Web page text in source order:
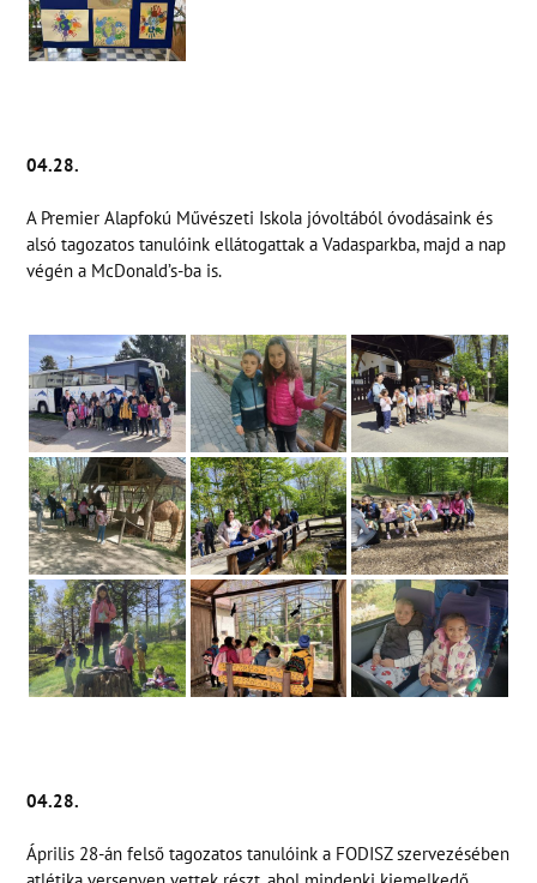
04.28.
A Premier Alapfokú Művészeti Iskola jóvoltából óvodásaink és
alsó tagozatos tanulóink ellátogattak a Vadasparkba, majd a nap
végén a McDonald’s-ba is.
04.28.
Április 28-án felső tagozatos tanulóink a FODISZ szervezésében
2026. JÚLIUS 8.----------9:00-13:00
2026. AUGUSZTUS 5.----9:00-13:00
2026. AUGUSZTUS 19.--9:00-13:00